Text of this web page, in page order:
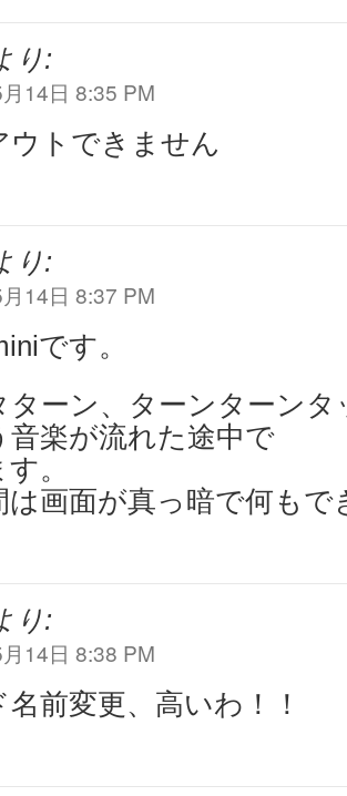
り:
14日 8:35 PM
ウトできません
り:
14日 8:37 PM
です。
ターン、ターンターン
音楽が流れた途中で
。
は画面が真っ暗で何もで
り:
14日 8:38 PM
名前変更、高いわ！！